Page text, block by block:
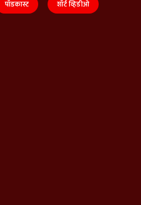
पॉडकास्ट शॉर्ट व्हिडीओ